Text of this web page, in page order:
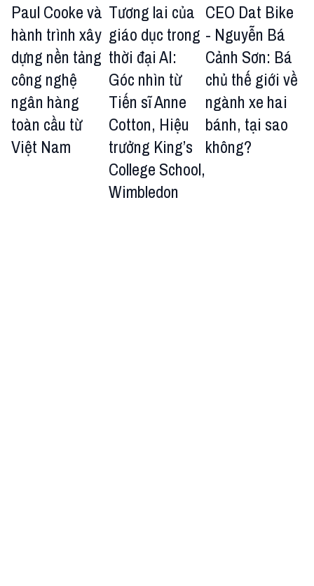
Paul Cooke và
hành trình xây
dựng nền tảng
công nghệ
ngân hàng
toàn cầu từ
Việt Nam
Tương lai của
giáo dục trong
thời đại AI:
Góc nhìn từ
Tiến sĩ Anne
Cotton, Hiệu
trưởng King’s
College School,
Wimbledon
CEO Dat Bike
- Nguyễn Bá
Cảnh Sơn: Bá
chủ thế giới về
ngành xe hai
bánh, tại sao
không?